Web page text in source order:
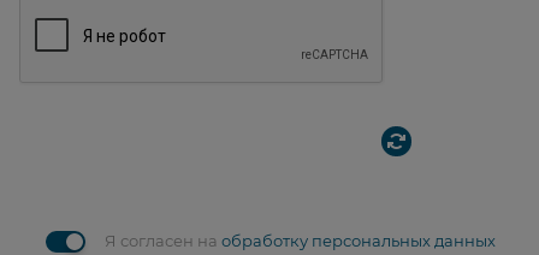
Я согласен на обработку персональных данных